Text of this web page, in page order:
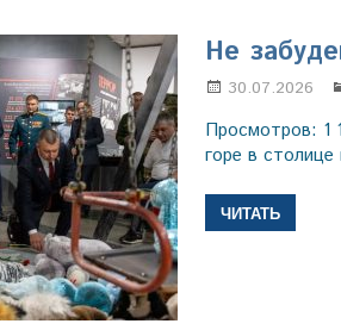
Не
30.07.2026
Просмотров: 1
горе в столице
ЧИТАТЬ